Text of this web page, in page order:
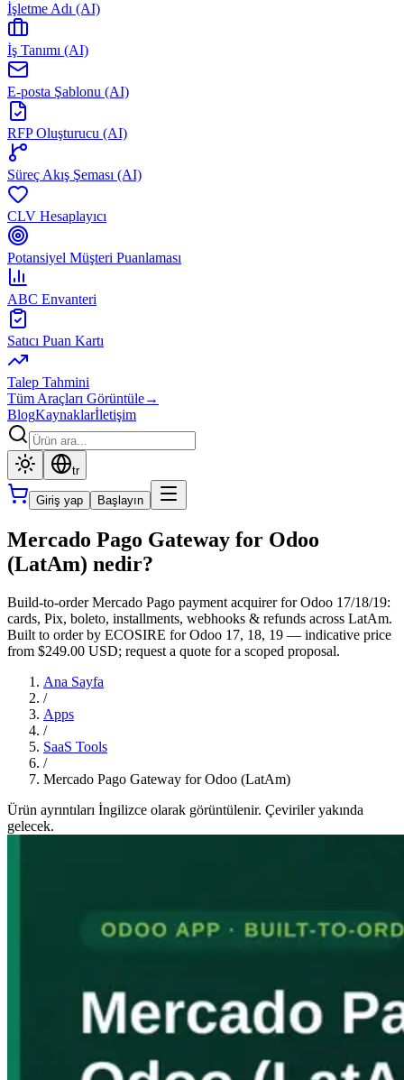
İşletme Adı (AI)
İş Tanımı (AI)
E-posta Şablonu (AI)
RFP Oluşturucu (AI)
Süreç Akış Şeması (AI)
CLV Hesaplayıcı
Potansiyel Müşteri Puanlaması
ABC Envanteri
Satıcı Puan Kartı
Talep Tahmini
Tüm Araçları Görüntüle→
BlogKaynaklarİletişim
tr
Giriş yap Başlayın
Mercado Pago Gateway for Odoo
(LatAm) nedir?
Build-to-order Mercado Pago payment acquirer for Odoo 17/18/19:
cards, Pix, boleto, installments, webhooks & refunds across LatAm.
Built to order by ECOSIRE for Odoo 17, 18, 19 — indicative price
from $249.00 USD; request a quote for a scoped proposal.
Ana Sayfa
/
Apps
/
SaaS Tools
/
Mercado Pago Gateway for Odoo (LatAm)
Ürün ayrıntıları İngilizce olarak görüntülenir. Çeviriler yakında
gelecek.